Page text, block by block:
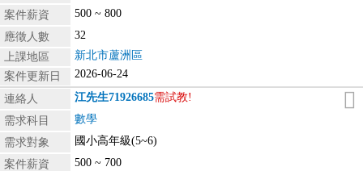
案件薪資
500 ~ 800
應徵人數
32
上課地區
新北市蘆洲區
案件更新日
2026-06-24
連絡人 江先生71926685需試教!
需求科目
數學
需求對象
國小高年級(5~6)
案件薪資
500 ~ 700